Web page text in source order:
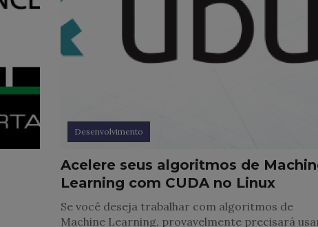
Desenvolvimento
Acelere seus algoritmos de
Learning com CUDA no Linux
Se você deseja trabalhar com algoritmos de
Machine Learning, provavelmente precisará